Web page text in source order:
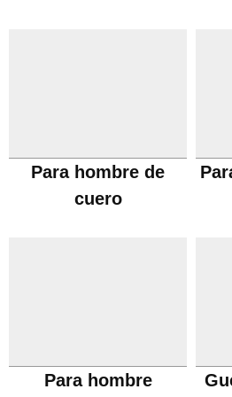
Para hombre de
cuero
Para hombre